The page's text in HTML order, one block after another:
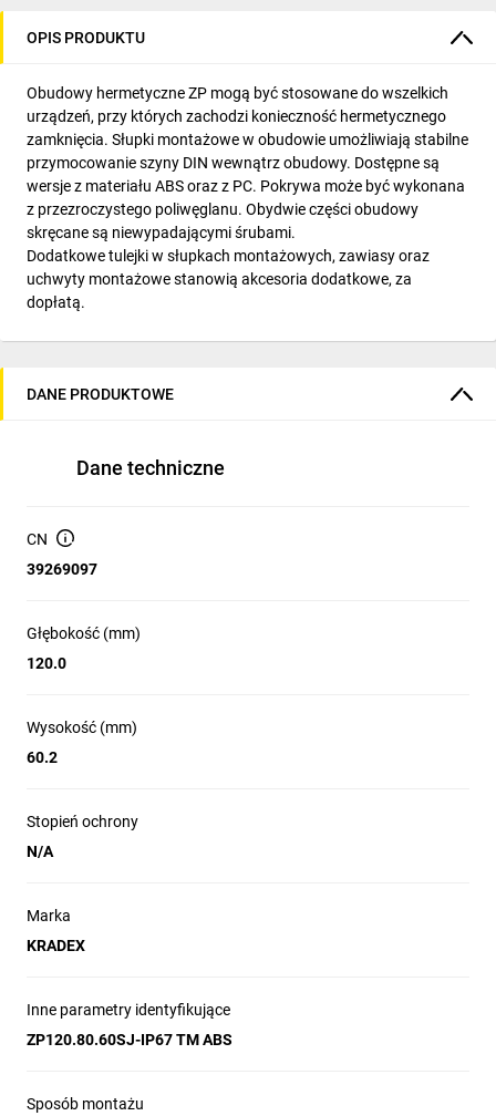
OPIS PRODUKTU
Obudowy hermetyczne ZP mogą być stosowane do wszelkich
urządzeń, przy których zachodzi konieczność hermetycznego
zamknięcia. Słupki montażowe w obudowie umożliwiają stabilne
przymocowanie szyny DIN wewnątrz obudowy. Dostępne są
wersje z materiału ABS oraz z PC. Pokrywa może być wykonana
z przezroczystego poliwęglanu. Obydwie części obudowy
skręcane są niewypadającymi śrubami.
Dodatkowe tulejki w słupkach montażowych, zawiasy oraz
uchwyty montażowe stanowią akcesoria dodatkowe, za
dopłatą.
DANE PRODUKTOWE
Dane techniczne
CN
39269097
Głębokość (mm)
120.0
Wysokość (mm)
60.2
Stopień ochrony
N/A
Marka
KRADEX
Inne parametry identyfikujące
ZP120.80.60SJ-IP67 TM ABS
Sposób montażu